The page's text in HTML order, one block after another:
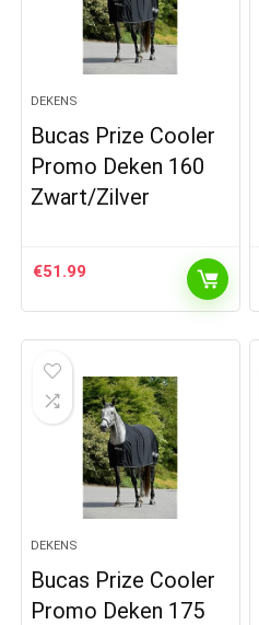
DEKENS
Bucas Prize Cooler
Promo Deken 160
Zwart/Zilver
€51.99
DEKENS
Bucas Prize Cooler
Promo Deken 175